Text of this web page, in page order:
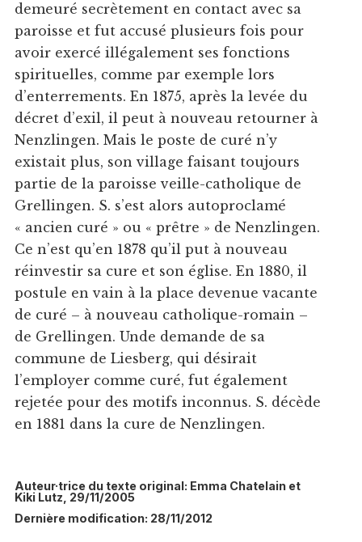
demeuré secrètement en contact avec sa
paroisse et fut accusé plusieurs fois pour
avoir exercé illégalement ses fonctions
spirituelles, comme par exemple lors
d’enterrements. En 1875, après la levée du
décret d’exil, il peut à nouveau retourner à
Nenzlingen. Mais le poste de curé n’y
existait plus, son village faisant toujours
partie de la paroisse veille-catholique de
Grellingen. S. s’est alors autoproclamé
« ancien curé » ou « prêtre » de Nenzlingen.
Ce n’est qu’en 1878 qu’il put à nouveau
réinvestir sa cure et son église. En 1880, il
postule en vain à la place devenue vacante
de curé – à nouveau catholique-romain –
de Grellingen. Unde demande de sa
commune de Liesberg, qui désirait
l’employer comme curé, fut également
rejetée pour des motifs inconnus. S. décède
en 1881 dans la cure de Nenzlingen.
Auteur·trice du texte original: Emma Chatelain et
Kiki Lutz, 29/11/2005
Dernière modification: 28/11/2012